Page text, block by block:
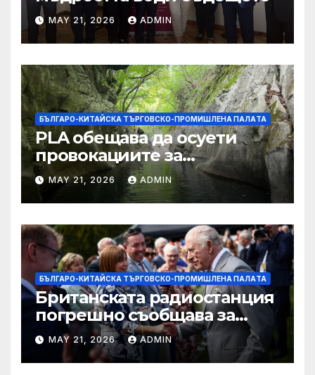
MAY 21, 2026 ADMIN
БЪЛГАРО-КИТАЙСКА ТЪРГОВСКО-ПРОМИШЛЕНА ПАЛAТА
PLA обещава да осуети
провокациите за
„независимост на Тайван“.
MAY 21, 2026 ADMIN
БЪЛГАРО-КИТАЙСКА ТЪРГОВСКО-ПРОМИШЛЕНА ПАЛAТА
Британската радиостанция
погрешно съобщава за
смъртта на крал Чарлз
MAY 21, 2026 ADMIN